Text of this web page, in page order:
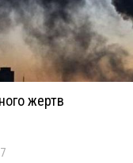
жертв